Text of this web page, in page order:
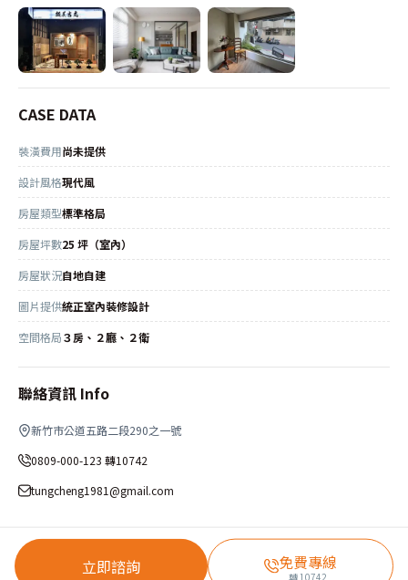
CASE DATA
裝潢費用尚未提供
設計風格現代風
房屋類型標準格局
房屋坪數25 坪（室內）
房屋狀況自地自建
圖片提供統正室內裝修設計
空間格局３房、２廳、２衛
聯絡資訊 Info
新竹市公道五路二段290之一號
0809-000-123 轉10742
tungcheng1981@gmail.com
立即諮詢 免費專線
轉 10742